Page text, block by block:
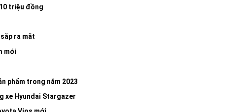
triệu đồng
ra mắt
mới
phẩm trong năm 2023
xe Hyundai Stargazer